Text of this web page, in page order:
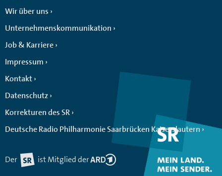
Wir über uns
Unternehmenskommunikation
Job & Karriere
Impressum
Kontakt
Datenschutz
Korrekturen des SR
Deutsche Radio Philharmonie Saarbrücken Kaiserslautern
Der ist Mitglied der